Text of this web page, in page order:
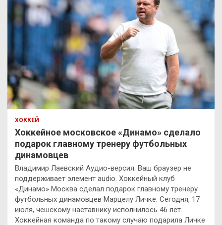
ХОККЕЙ
Хоккейное московское «Динамо» сделало
подарок главному тренеру футбольных
динамовцев
Владимир Лаевский Аудио-версия: Ваш браузер не
поддерживает элемент audio. Хоккейный клуб
«Динамо» Москва сделал подарок главному тренеру
футбольных динамовцев Марцелу Личке. Сегодня, 17
июля, чешскому наставнику исполнилось 46 лет.
Хоккейная команда по такому случаю подарила Личке